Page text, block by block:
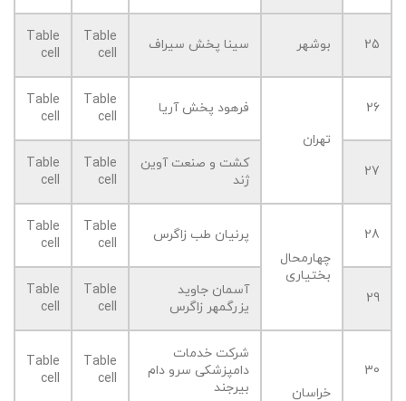
25 بوشهر سینا پخش سیراف
Table
cell
Table
cell
26
تهران
فرهود پخش آریا
Table
cell
Table
cell
27
کشت و صنعت آوین
ژند
Table
cell
Table
cell
28
چهارمحال
بختیاری
پرنیان طب زاگرس
Table
cell
Table
cell
29
آسمان جاوید
یزرگمهر زاگرس
Table
cell
Table
cell
30
خراسان
شرکت خدمات
دامپزشکی سرو دام
بیرجند
Table
cell
Table
cell